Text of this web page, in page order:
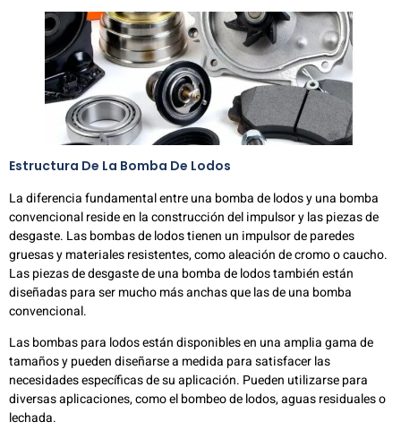
Estructura De La Bomba De Lodos
La diferencia fundamental entre una bomba de lodos y una bomba
convencional reside en la construcción del impulsor y las piezas de
desgaste. Las bombas de lodos tienen un impulsor de paredes
gruesas y materiales resistentes, como aleación de cromo o caucho.
Las piezas de desgaste de una bomba de lodos también están
diseñadas para ser mucho más anchas que las de una bomba
convencional.
Las bombas para lodos están disponibles en una amplia gama de
tamaños y pueden diseñarse a medida para satisfacer las
necesidades específicas de su aplicación. Pueden utilizarse para
diversas aplicaciones, como el bombeo de lodos, aguas residuales o
lechada.